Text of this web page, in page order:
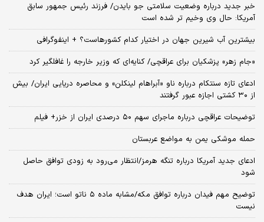
خبر جدید درباره وضعیت سلامتی جو بایدن/ فرزند رئیس جمهور سابق
آمریکا: حال وی وخیم تر شده است
بیشترین آب شیرین جهان در اختیار کدام کشورهاست؟ + اینفوگرافی
«جام زهر» پزشکیان برای عراقچی/ کنایه‌ای که وزیر خارجه را غافلگیر کرد
ادعای تازه سنتکام درباره ناو «آبراهام لینکلن» و محاصره دریایی ایران/ بیش
از ۳۰ کشتی اجازه عبور گرفتند
توضیحات عراقچی درباره ماجرای سهم ۵۰ درصدی ایران از خزر+ فیلم
حمله موشکی یمن به مواضع عربستان
ادعای جدید آمریکا درباره تنگه هرمز/انتظار می‌رود به زودی توافق حاصل
شود
توضیح مهم فیدان درباره توافق مکه/مشابه ماده ۵ ناتو است؛ ایران هدف
نیست